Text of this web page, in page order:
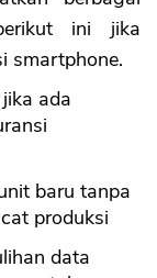
ini jika
smartphone.
ada
baru tanpa
produksi
data